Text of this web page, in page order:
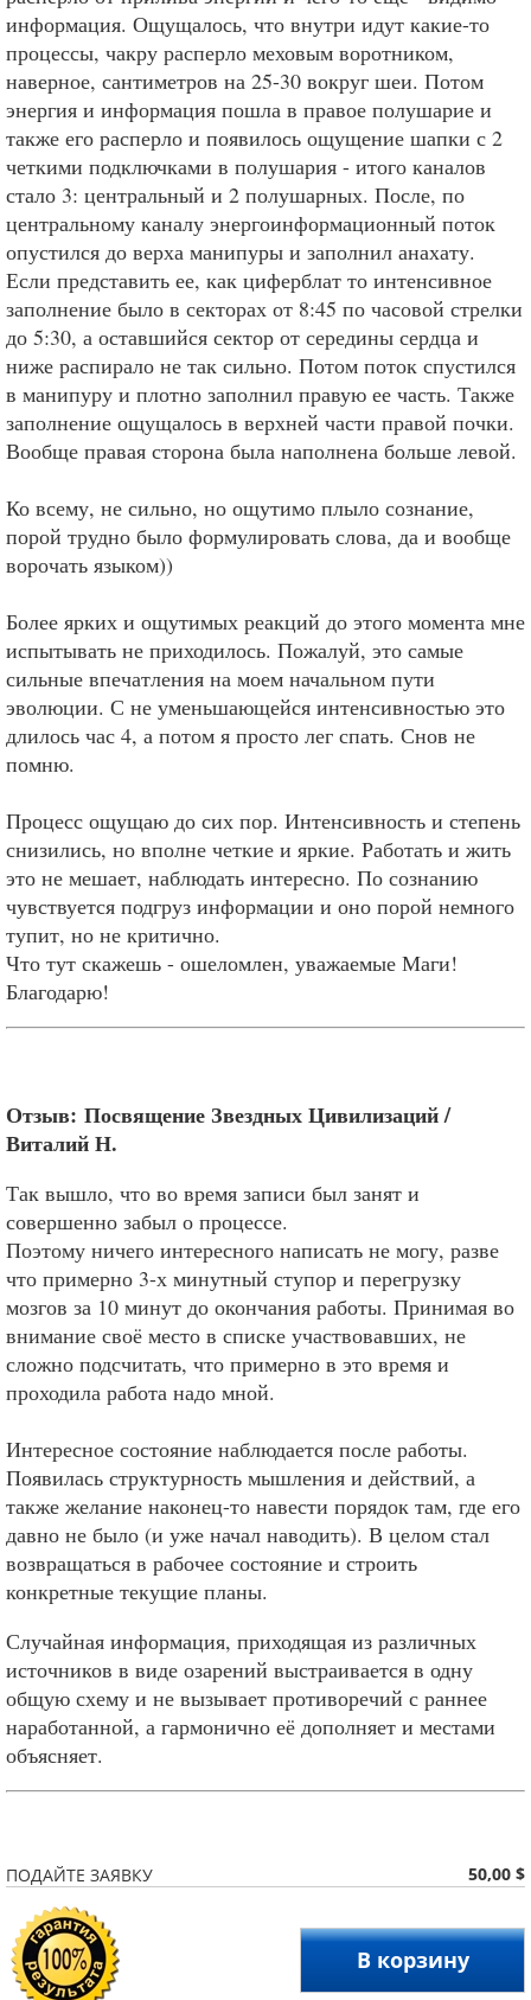
информация. Ощущалось, что внутри идут какие-то
процессы, чакру расперло меховым воротником,
наверное, сантиметров на 25-30 вокруг шеи. Потом
энергия и информация пошла в правое полушарие и
также его расперло и появилось ощущение шапки с 2
четкими подключками в полушария - итого каналов
стало 3: центральный и 2 полушарных. После, по
центральному каналу энергоинформационный поток
опустился до верха манипуры и заполнил анахату.
Если представить ее, как циферблат то интенсивное
заполнение было в секторах от 8:45 по часовой стрелки
до 5:30, а оставшийся сектор от середины сердца и
ниже распирало не так сильно. Потом поток спустился
в манипуру и плотно заполнил правую ее часть. Также
заполнение ощущалось в верхней части правой почки.
Вообще правая сторона была наполнена больше левой.
Ко всему, не сильно, но ощутимо плыло сознание,
порой трудно было формулировать слова, да и вообще
ворочать языком))
Более ярких и ощутимых реакций до этого момента мне
испытывать не приходилось. Пожалуй, это самые
сильные впечатления на моем начальном пути
эволюции. С не уменьшающейся интенсивностью это
длилось час 4, а потом я просто лег спать. Снов не
помню.
Процесс ощущаю до сих пор. Интенсивность и степень
снизились, но вполне четкие и яркие. Работать и жить
это не мешает, наблюдать интересно. По сознанию
чувствуется подгруз информации и оно порой немного
тупит, но не критично.
Что тут скажешь - ошеломлен, уважаемые Маги!
Благодарю!
Отзыв: Посвящение Звездных Цивилизаций /
Виталий Н.
Так вышло, что во время записи был занят и
совершенно забыл о процессе.
Поэтому ничего интересного написать не могу, разве
что примерно 3-х минутный ступор и перегрузку
мозгов за 10 минут до окончания работы. Принимая во
внимание своё место в списке участвовавших, не
сложно подсчитать, что примерно в это время и
проходила работа надо мной.
Интересное состояние наблюдается после работы.
Появилась структурность мышления и действий, а
также желание наконец-то навести порядок там, где его
давно не было (и уже начал наводить). В целом стал
возвращаться в рабочее состояние и строить
конкретные текущие планы.
Случайная информация, приходящая из различных
источников в виде озарений выстраивается в одну
общую схему и не вызывает противоречий с раннее
наработанной, а гармонично её дополняет и местами
объясняет.
ПОДАЙТЕ ЗАЯВКУ 50,00 $
В корзину